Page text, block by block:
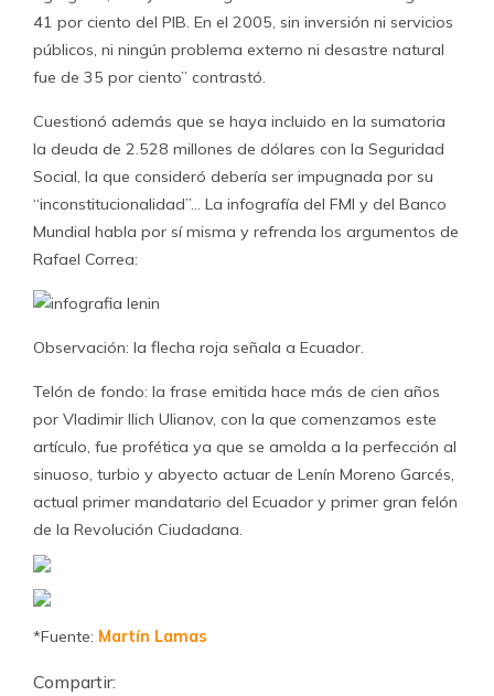
41 por ciento del PIB. En el 2005, sin inversión ni servicios
públicos, ni ningún problema externo ni desastre natural
fue de 35 por ciento” contrastó.
Cuestionó además que se haya incluido en la sumatoria
la deuda de 2.528 millones de dólares con la Seguridad
Social, la que consideró debería ser impugnada por su
“inconstitucionalidad”… La infografía del FMI y del Banco
Mundial habla por sí misma y refrenda los argumentos de
Rafael Correa:
Observación: la flecha roja señala a Ecuador.
Telón de fondo: la frase emitida hace más de cien años
por Vladimir Ilich Ulianov, con la que comenzamos este
artículo, fue profética ya que se amolda a la perfección al
sinuoso, turbio y abyecto actuar de Lenín Moreno Garcés,
actual primer mandatario del Ecuador y primer gran felón
de la Revolución Ciudadana.
*Fuente: Martín Lamas
Compartir: